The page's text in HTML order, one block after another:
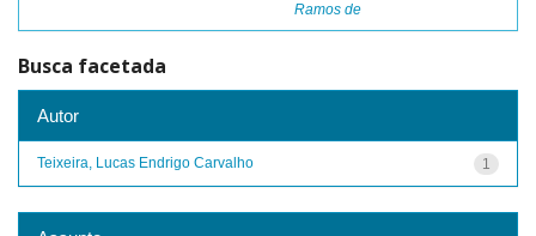
Ramos de
Busca facetada
Autor
1
Teixeira, Lucas Endrigo Carvalho